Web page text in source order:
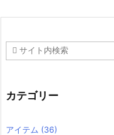
カテゴリー
アイテム (36)